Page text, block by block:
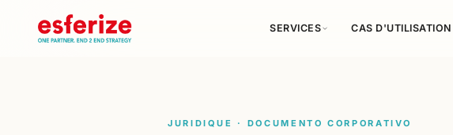
SERVICES CAS D'UTILISATION
JURIDIQUE · DOCUMENTO CORPORATIVO